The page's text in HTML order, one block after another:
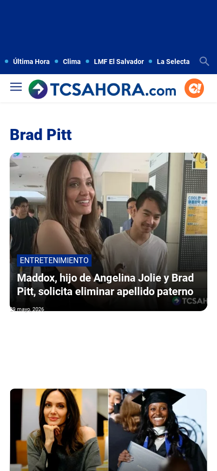
Última Hora Clima LMF El Salvador La Selecta
Brad Pitt
ENTRETENIMIENTO
Maddox, hijo de Angelina Jolie y Brad
Pitt, solicita eliminar apellido paterno
29 mayo, 2026